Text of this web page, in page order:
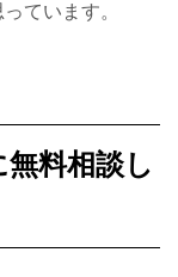
ています。
料相談し